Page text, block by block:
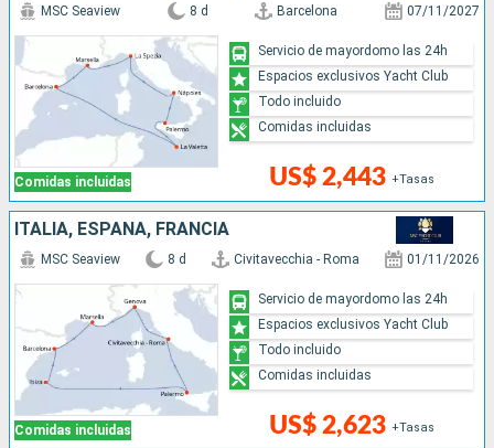
Comidas incluidas
MSC Seaview 8 d Barcelona 07/11/2027
US$ 2,443 +Tasas
Servicio de mayordomo las 24h
Espacios exclusivos Yacht Club
Todo incluido
Comidas incluidas
ITALIA, ESPAÑA, FRANCIA
Comidas incluidas
MSC Seaview 8 d Civitavecchia - Roma 01/11/2026
US$ 2,623 +Tasas
Servicio de mayordomo las 24h
Espacios exclusivos Yacht Club
Todo incluido
Comidas incluidas